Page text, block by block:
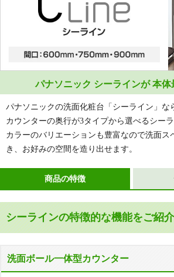
パナソニック シーラインが 本体
パナソニックの洗面化粧台「シーライン」な
カウンターの奥行が3タイプから選べるシー
カラーのバリエーションも豊富なので洗面ス
き、お好みの空間を造り出せます。
商品の特徴
シーラインの特徴的な機能をご紹介
洗面ボール一体型カウンター